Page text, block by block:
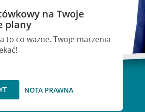
na Twoje
plany
to co ważne. Twoje marzenia
NOTA PRAWNA